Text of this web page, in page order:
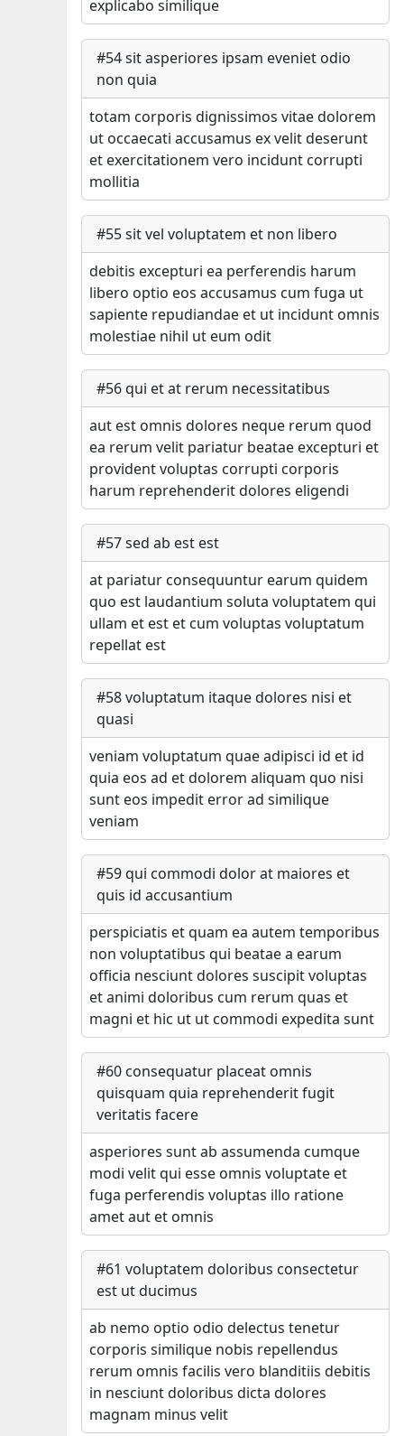
explicabo similique
#54sit asperiores ipsam eveniet odio
non quia
totam corporis dignissimos vitae dolorem
ut occaecati accusamus ex velit deserunt
et exercitationem vero incidunt corrupti
mollitia
#55sit vel voluptatem et non libero
debitis excepturi ea perferendis harum
libero optio eos accusamus cum fuga ut
sapiente repudiandae et ut incidunt omnis
molestiae nihil ut eum odit
#56qui et at rerum necessitatibus
aut est omnis dolores neque rerum quod
ea rerum velit pariatur beatae excepturi et
provident voluptas corrupti corporis
harum reprehenderit dolores eligendi
#57sed ab est est
at pariatur consequuntur earum quidem
quo est laudantium soluta voluptatem qui
ullam et est et cum voluptas voluptatum
repellat est
#58voluptatum itaque dolores nisi et
quasi
veniam voluptatum quae adipisci id et id
quia eos ad et dolorem aliquam quo nisi
sunt eos impedit error ad similique
veniam
#59qui commodi dolor at maiores et
quis id accusantium
perspiciatis et quam ea autem temporibus
non voluptatibus qui beatae a earum
officia nesciunt dolores suscipit voluptas
et animi doloribus cum rerum quas et
magni et hic ut ut commodi expedita sunt
#60 consequatur placeat omnis
quisquam quia reprehenderit fugit
veritatis facere
asperiores sunt ab assumenda cumque
modi velit qui esse omnis voluptate et
fuga perferendis voluptas illo ratione
amet aut et omnis
#61 voluptatem doloribus consectetur
est ut ducimus
ab nemo optio odio delectus tenetur
corporis similique nobis repellendus
rerum omnis facilis vero blanditiis debitis
in nesciunt doloribus dicta dolores
magnam minus velit